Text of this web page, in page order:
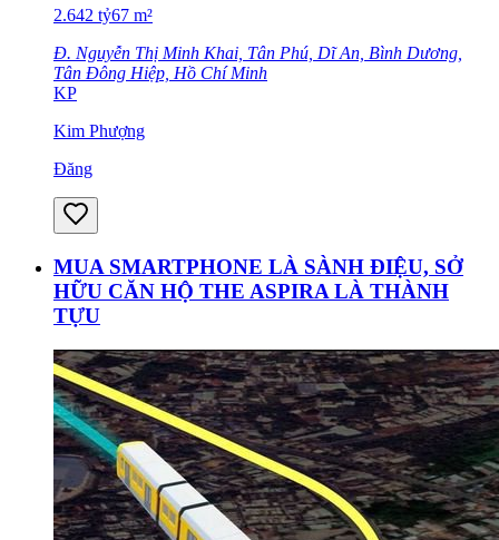
2.642 tỷ67 m²
Đ. Nguyễn Thị Minh Khai, Tân Phú, Dĩ An, Bình Dương,
Tân Đông Hiệp, Hồ Chí Minh
KP
Kim Phượng
Đăng
MUA SMARTPHONE LÀ SÀNH ĐIỆU, SỞ
HỮU CĂN HỘ THE ASPIRA LÀ THÀNH
TỰU